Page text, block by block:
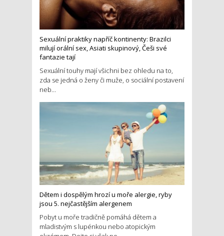
Sexuální praktiky napříč kontinenty: Brazilci
milují orální sex, Asiati skupinový, Češi své
fantazie tají
Sexuální touhy mají všichni bez ohledu na to,
zda se jedná o ženy či muže, o sociální postavení
neb...
Dětem i dospělým hrozí u moře alergie, ryby
jsou 5. nejčastějším alergenem
Pobyt u moře tradičně pomáhá dětem a
mladistvým s lupénkou nebo atopickým